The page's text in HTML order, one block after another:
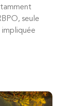
seule
impliquée